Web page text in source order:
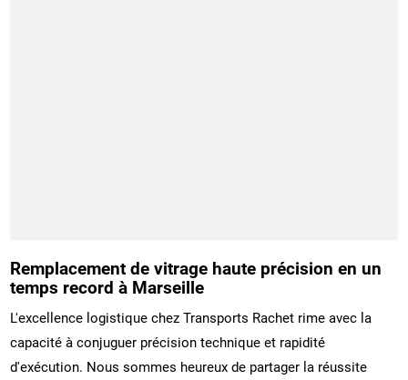
Remplacement de vitrage haute précision en un
temps record à Marseille
L'excellence logistique chez Transports Rachet rime avec la
capacité à conjuguer précision technique et rapidité
d'exécution. Nous sommes heureux de partager la réussite